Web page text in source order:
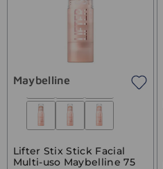
Maybelline
Lifter Stix Stick Facial
Multi-uso Maybelline 75